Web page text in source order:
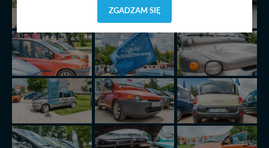
dostosować do Twoich preferencji. Twoje dane (w tym
pliki cookies) będą zapisywane w celu usprawnienia
wyszukania, ulubione miejsca, logowania, itp).
Bezpieczeństwo Twoich danych jest dla nas
priorytetowe, bez poinformowania Ciebie nie będziemy
zmieniać zakresu naszych uprawnień. Twoje dane są u
nas bezpieczne, jeśli masz wątpliwości co do naszych
intencji, zawsze możesz wycofać swoją zgodę. Więcej
informacji uzyskach w naszej
Polityce Prywatności.
Klikając znak X lub przycisk PRZEJDŹ DO SERWISU
wyrażasz zgodę na przetwarzanie Twoich danych.
ZGADZAM SIĘ